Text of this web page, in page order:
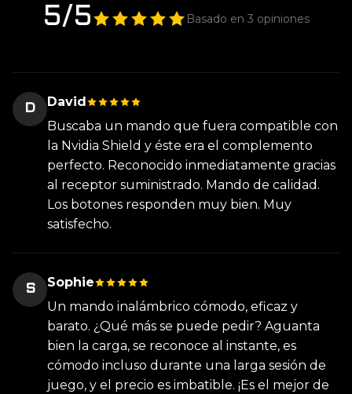
5/5 Basado en 3 opiniones
D
David
Buscaba un mando que fuera compatible con
la Nvidia Shield y éste era el complemento
perfecto. Reconocido inmediatamente gracias
al receptor suministrado. Mando de calidad.
Los botones responden muy bien. Muy
satisfecho.
S
Sophie
Un mando inalámbrico cómodo, eficaz y
barato. ¿Qué más se puede pedir? Aguanta
bien la carga, se reconoce al instante, es
cómodo incluso durante una larga sesión de
juego, y el precio es imbatible. ¡Es el mejor de